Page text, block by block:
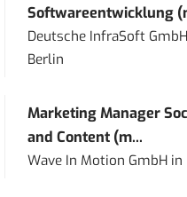
Softwareentwicklung
Deutsche InfraSoft GmbH
Berlin
Marketing Manager
and Content (m...
Wave In Motion GmbH in